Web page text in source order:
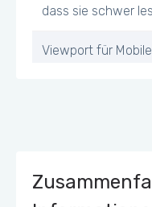
dass sie schwer
Viewport für